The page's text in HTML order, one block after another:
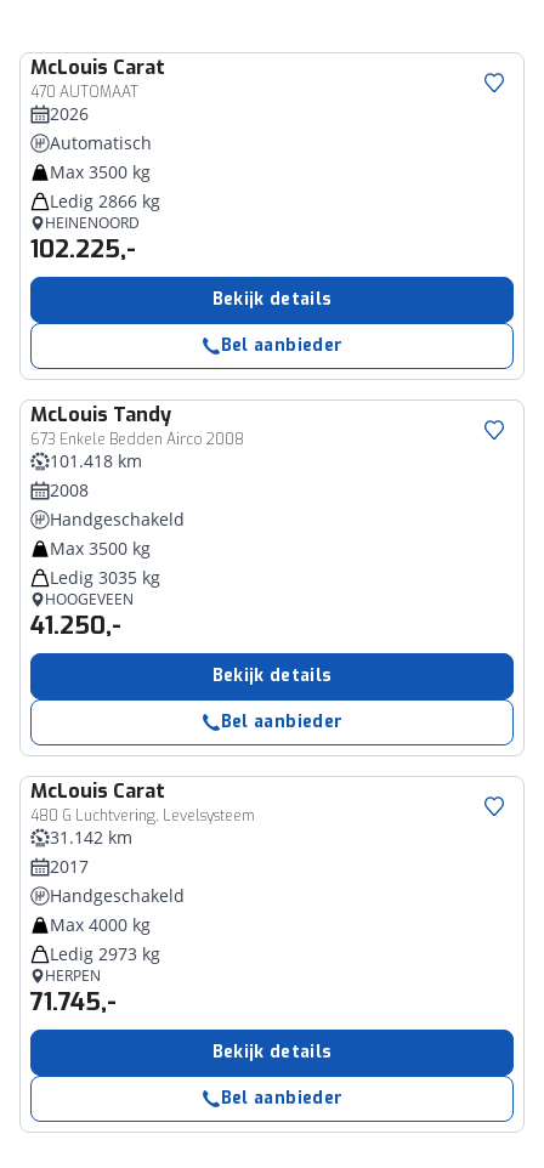
McLouis Carat
470 AUTOMAAT
2026
Automatisch
Max 3500 kg
Ledig 2866 kg
HEINENOORD
102.225,-
Bekijk details
Bel aanbieder
McLouis Tandy
673 Enkele Bedden Airco 2008
101.418 km
2008
Handgeschakeld
Max 3500 kg
Ledig 3035 kg
HOOGEVEEN
41.250,-
Bekijk details
Bel aanbieder
McLouis Carat
480 G Luchtvering, Levelsysteem
31.142 km
2017
Handgeschakeld
Max 4000 kg
Ledig 2973 kg
HERPEN
71.745,-
Bekijk details
Bel aanbieder